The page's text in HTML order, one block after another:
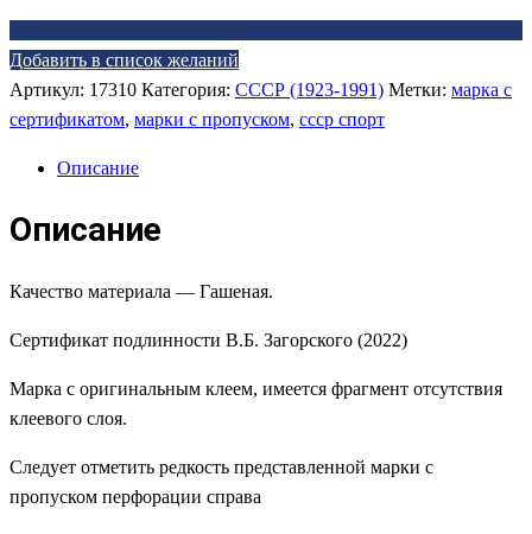
Добавить в список желаний
Артикул: 17310 Категория: СССР (1923-1991) Метки: марка с
сертификатом, марки с пропуском, ссср спорт
Описание
Описание
Качество материала — Гашеная.
Сертификат подлинности В.Б. Загорского (2022)
Марка с оригинальным клеем, имеется фрагмент отсутствия
клеевого слоя.
Следует отметить редкость представленной марки с
пропуском перфорации справа